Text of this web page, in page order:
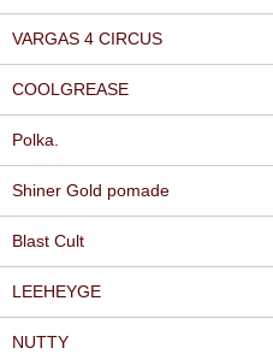
VARGAS 4 CIRCUS
COOLGREASE
Polka.
Shiner Gold pomade
Blast Cult
LEEHEYGE
NUTTY